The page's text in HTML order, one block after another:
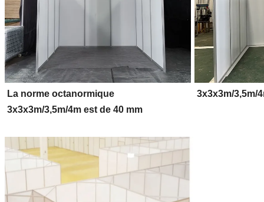
La norme octanormique
3x3x3m/3,5m/4m est de 40 mm
3x3x3m/3,5m/